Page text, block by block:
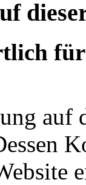
für
auf